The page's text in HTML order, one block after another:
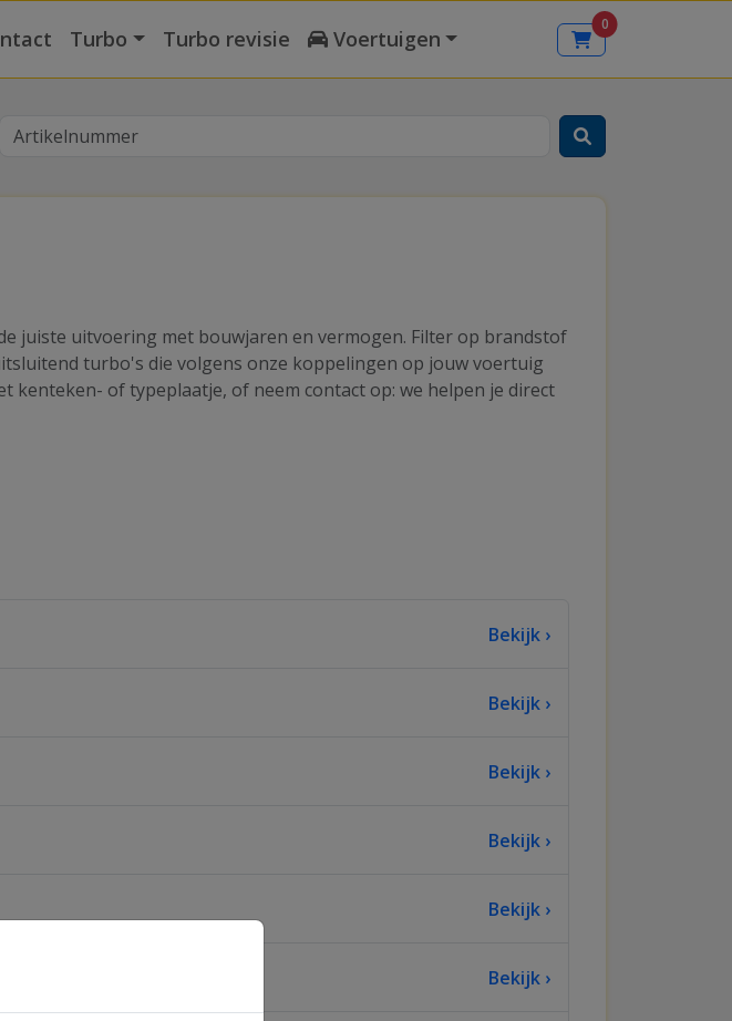
Turbo Turbo revisie Voertuigen
0
juiste uitvoering met bouwjaren en vermogen. Filter op brandstof
turbo's die volgens onze koppelingen op jouw voertuig
kenteken- of typeplaatje, of neem contact op: we helpen je direct
Bekijk ›
Bekijk ›
Bekijk ›
Bekijk ›
Bekijk ›
Bekijk ›